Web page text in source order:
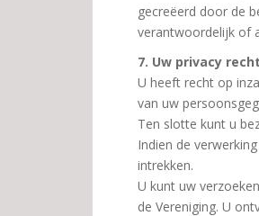
gecreëerd door de
verantwoordelijk of
7. Uw privacy
U heeft recht op
van uw
Ten slotte kunt u
Indien de
intrekken.
U kunt uw
de Vereniging. U